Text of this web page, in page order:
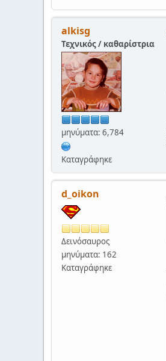
alkisg
Τεχνικός / καθαρίστρια
μηνύματα: 6,784
Καταγράφηκε
d_oikon
Δεινόσαυρος
μηνύματα: 162
Καταγράφηκε